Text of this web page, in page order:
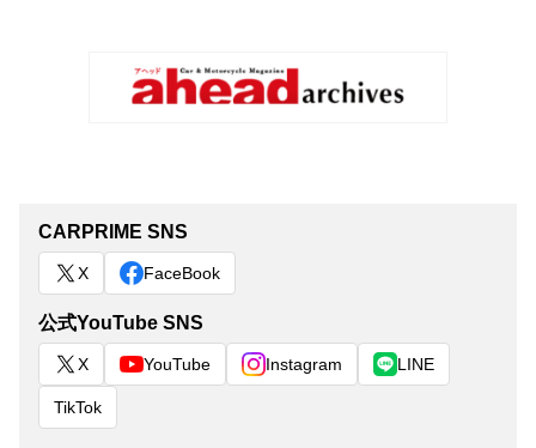
CARPRIME SNS
X FaceBook
公式YouTube SNS
X YouTube Instagram LINE
TikTok